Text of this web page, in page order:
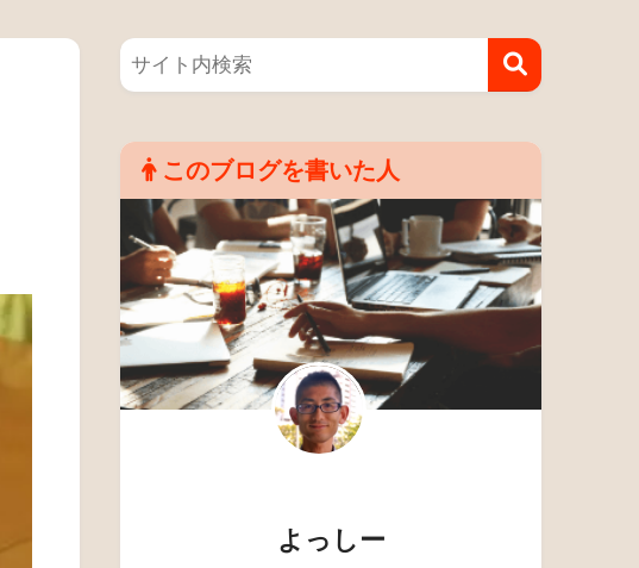
このブログを書いた人
よっしー